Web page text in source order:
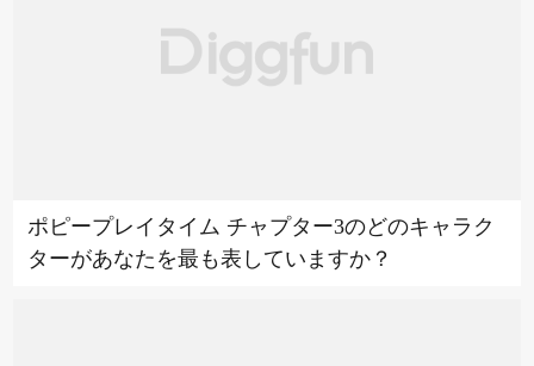
ポピープレイタイム チャプター3のどのキャラク
ターがあなたを最も表していますか？